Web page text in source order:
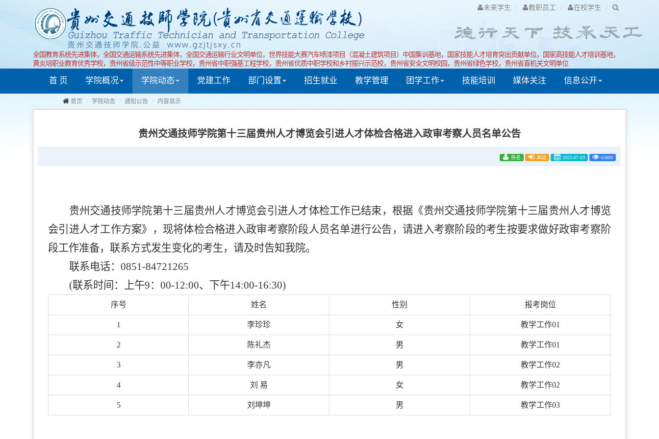
未来学生 教职员工 在校学生
全国教育系统先进集体，全国交通运输系统先进集体，全国交通运输行业文明单位，世界技能大赛汽车喷漆项目（混凝土建筑项目）中国集训基地，国家技能人才培育突出贡献单位，国家高技能人才培训基地，
黄炎培职业教育优秀学校，贵州省级示范性中等职业学校，贵州省中职强基工程学校，贵州省优质中职学校和乡村振兴示范校，贵州省安全文明校园，贵州省绿色学校，贵州省直机关文明单位
首 页 学院概况 学院动态 党建工作 部门设置 招生就业 教学管理 团学工作 技能培训 媒体关注 信息公开
首页 学院动态 通知公告 内容显示
贵州交通技师学院第十三届贵州人才博览会引进人才体检合格进入政审考察人员名单公告
佚名 本站 2025-07-03 65889
贵州交通技师学院第十三届贵州人才博览会引进人才体检工作已结束，根据《贵州交通技师学院第十三届贵州人才博览
会引进人才工作方案》，现将体检合格进入政审考察阶段人员名单进行公告，请进入考察阶段的考生按要求做好政审考察阶
段工作准备，联系方式发生变化的考生，请及时告知我院。
联系电话：0851-84721265
(联系时间：上午9：00-12:00、下午14:00-16:30)
序号 姓名 性别 报考岗位
1 李珍珍 女 教学工作01
2 陈礼杰 男 教学工作01
3 李亦凡 男 教学工作02
4 刘 易 女 教学工作02
5 刘坤坤 男 教学工作03